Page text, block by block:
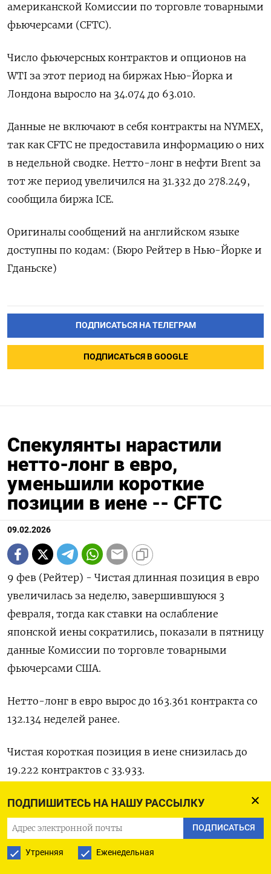
ПОДПИШИТЕСЬ НА НАШУ РАССЫЛКУ
ПОДПИСАТЬСЯ
Утренняя Еженедельная
американской ⁠Комиссии по торговле товарными
фьючерсами (⁠CFTC).
Число фьючерсных контрактов и опционов на
‌WTI за этот ‍период на биржах Нью-Йорка ‌и
Лондона выросло на ​34.074 до 63.010.
Данные не включают в ⁠себя контракты ‍на NYMEX,
так как CFTC не ‌предоставила информацию о них
в недельной сводке. Нетто-лонг в нефти Brent за
тот же период увеличился на 31.‍332 ‍до 278.249,
сообщила биржа ICE.
Оригиналы ‍сообщений на английском языке
доступны по кодам: (Бюро ⁠Рейтер в Нью-Йорке и
Гданьске)
ПОДПИСАТЬСЯ НА ТЕЛЕГРАМ
ПОДПИСАТЬСЯ В GOOGLE
Спекулянты нарастили
нетто-лонг в евро,
уменьшили короткие
позиции в иене -- CFTC
09.02.2026
9 фев (Рейтер) - Чистая длинная позиция в евро
увеличилась ⁠за неделю, завершившуюся 3
февраля, тогда как ставки на ослабление
⁠японской иены ​сократились, показали ⁠в пятницу
данные Комиссии по ⁠торговле товарными
фьючерсами США.
Нетто-лонг ‌в евро вырос ‍до 163.361 ‌контракта со
132.134 неделей ​ранее.
Чистая короткая позиция в иене снизилась до
⁠19.222 контрактов ‍с 33.933.
Нетто-шорт ‌по британскому фунту сократился
до 13.911 контрактов, а ставки против
швейцарского франка - до 40.717.